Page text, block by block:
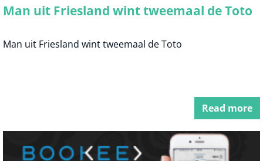
Man uit Friesland wint tweemaal de Toto
Man uit Friesland wint tweemaal de Toto
Read more